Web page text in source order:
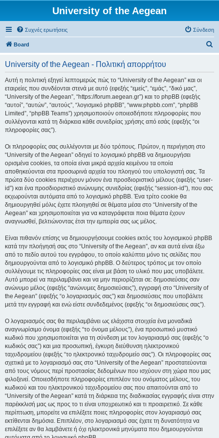
University of the Aegean
Συχνές ερωτήσεις Σύνδεση
Board
University of the Aegean - Πολιτική απορρήτου
Αυτή η πολιτική εξηγεί λεπτομερώς πώς το “University of the Aegean” και οι
εταιρείες που συνδέονται στενά με αυτό (εφεξής “εμείς”, “εμάς”, “δικό μας”,
“University of the Aegean”, “https://forum.aegean.gr”) και το phpBB (εφεξής
“αυτοί”, “αυτών”, “αυτούς”, “λογισμικό phpBB”, “www.phpbb.com”, “phpBB
Limited”, “phpBB Teams”) χρησιμοποιούν οποιεσδήποτε πληροφορίες που
συλλέγονται κατά τη διάρκεια κάθε συνεδρίας χρήσης από εσάς (εφεξής “οι
πληροφορίες σας”).
Οι πληροφορίες σας συλλέγονται με δύο τρόπους. Πρώτον, η περιήγηση στο
“University of the Aegean” οδηγεί το λογισμικό phpBB να δημιουργήσει
ορισμένα cookies, τα οποία είναι μικρά αρχεία κειμένου τα οποία
αποθηκεύονται στα προσωρινά αρχεία του πλοηγού του υπολογιστή σας. Τα
πρώτα δύο cookies περιέχουν μόνον ένα προσδιοριστικό μέλους (εφεξής “user-
id”) και ένα προσδιοριστικό ανώνυμης συνεδρίας (εφεξής “session-id”), που σας
εκχωρούνται αυτόματα από το λογισμικό phpBB. Ένα τρίτο cookie θα
δημιουργηθεί μόλις έχετε πλοηγηθεί σε θέματα μέσα στο “University of the
Aegean” και χρησιμοποιείται για να καταγράφεται ποια θέματα έχουν
αναγνωσθεί, βελτιώνοντας έτσι την εμπειρία σας ως μέλος.
Είναι πιθανόν επίσης να δημιουργήσουμε cookies εκτός του λογισμικού phpBB
κατά την πλοήγησή σας στο “University of the Aegean”, αν και αυτά είναι έξω
από το πεδίο αυτού του εγγράφου, το οποίο καλύπτει μόνο τις σελίδες που
δημιουργούνται από το λογισμικό phpBB. Ο δεύτερος τρόπος με τον οποίο
συλλέγουμε τις πληροφορίες σας είναι με βάση το υλικό που μας υποβάλετε.
Αυτό μπορεί να περιλαμβάνει και να μην περιορίζεται σε: δημοσιεύσεις σαν
ανώνυμο μέλος (εφεξής “ανώνυμες δημοσιεύσεις”), εγγραφή στο “University of
the Aegean” (εφεξής “ο λογαριασμός σας”) και δημοσιεύσεις που υποβάλετε
μετά την εγγραφή και ενώ είστε συνδεδεμένος (εφεξής “οι δημοσιεύσεις σας”).
Ο λογαριασμός σας θα περιλαμβάνει ως ελάχιστα στοιχεία ένα μοναδικά
αναγνωρίσιμο όνομα (εφεξής “το όνομα μέλους”), ένα προσωπικό μυστικό
κωδικό που χρησιμοποιείται για τη σύνδεση με τον λογαριασμό σας (εφεξής “ο
κωδικός σας”) και μια προσωπική, έγκυρη διεύθυνση ηλεκτρονικού
ταχυδρομείου (εφεξής “το ηλεκτρονικό ταχυδρομείο σας”). Οι πληροφορίες σας
σχετικά με το λογαριασμό σας στο “University of the Aegean” προστατεύονται
από τους νόμους περί προστασίας δεδομένων που ισχύουν στη χώρα που μας
φιλοξενεί. Οποιεσδήποτε πληροφορίες επιπλέον του ονόματος μέλους, του
κωδικού και του ηλεκτρονικού ταχυδρομείου σας που απαιτούνται από το
“University of the Aegean” κατά τη διάρκεια της διαδικασίας εγγραφής είναι στην
παρέκκλισή μας ως προς το τι είναι υποχρεωτικό και τι προαιρετικό. Σε κάθε
περίπτωση, μπορείτε να επιλέξετε ποιες πληροφορίες στον λογαριασμό σας
εκτίθενται δημόσια. Επιπλέον, στο λογαριασμό σας έχετε τη δυνατότητα να
επιλέξετε αν θα λαμβάνετε ή όχι ηλεκτρονικά μηνύματα που δημιουργούνται